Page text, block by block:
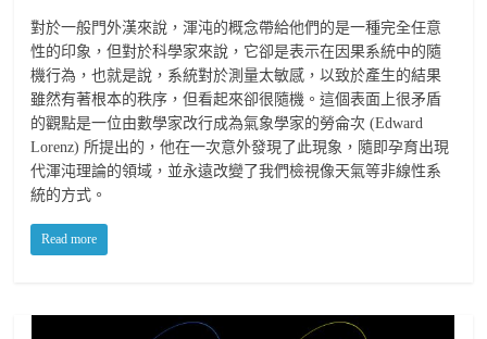
對於一般門外漢來說，渾沌的概念帶給他們的是一種完全任意
性的印象，但對於科學家來說，它卻是表示在因果系統中的隨
機行為，也就是說，系統對於測量太敏感，以致於產生的結果
雖然有著根本的秩序，但看起來卻很隨機。這個表面上很矛盾
的觀點是一位由數學家改行成為氣象學家的勞侖次 (Edward
Lorenz) 所提出的，他在一次意外發現了此現象，隨即孕育出現
代渾沌理論的領域，並永遠改變了我們檢視像天氣等非線性系
統的方式。
Read more